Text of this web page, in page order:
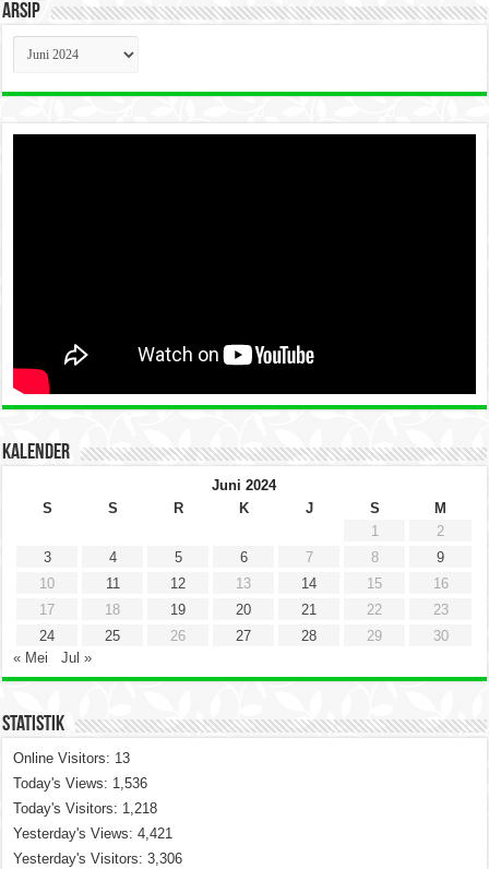
Arsip
Arsip
Kalender
Juni 2024
S
S R K J S
M
1
2
3
4 5 6 7 8
9
10
11 12 13 14 15
16
17
18 19 20 21 22
23
24
25 26 27 28 29
30
« Mei
Jul »
Statistik
Online Visitors: 13
Today's Views: 1,536
Today's Visitors: 1,218
Yesterday's Views:4,421
Yesterday's Visitors:3,306